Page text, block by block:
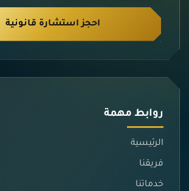
احجز استشارة قانونية
روابط مهمة
الرئيسية
فريقنا
خدماتنا